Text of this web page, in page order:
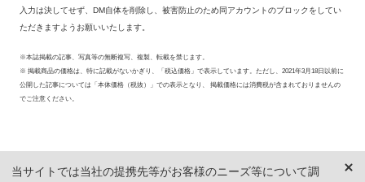
入力は決してせず、DM自体を削除し、被害防止のため同アカウントのブロックをしてい
ただきますようお願いいたします。
※本誌掲載の記事、写真等の無断複写、複製、転載を禁じます。
※ 掲載商品の価格は、特に記載がないかぎり、「税込価格」で表示しています。ただし、2021年3月18日以前に
公開した記事については「本体価格（税抜）」での表示となり、 掲載価格には消費税が含まれておりませんの
でご注意ください。
当サイトでは当社の提携先等がお客様のニーズ等について調